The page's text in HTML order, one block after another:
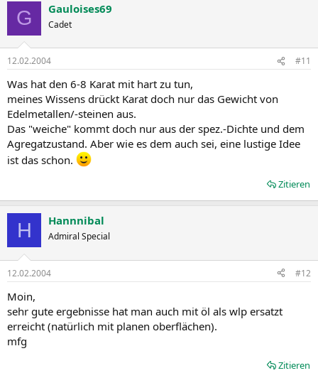
G Gauloises69
Cadet
12.02.2004 #11
Was hat den 6-8 Karat mit hart zu tun,
meines Wissens drückt Karat doch nur das Gewicht von
Edelmetallen/-steinen aus.
Das "weiche" kommt doch nur aus der spez.-Dichte und dem
Agregatzustand. Aber wie es dem auch sei, eine lustige Idee
ist das schon.
Zitieren
H Hannnibal
Admiral Special
12.02.2004 #12
Moin,
sehr gute ergebnisse hat man auch mit öl als wlp ersatzt
erreicht (natürlich mit planen oberflächen).
mfg
Zitieren